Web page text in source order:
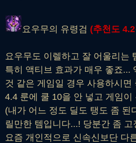
요우무의 유령검 (추천 도 4.2
요우무도 이렐하고 잘 어울리는
특히 액티브 효과가 매우 좋죠...
것 같은 게임일 경우 사용하시면
4.4 룬에 쿨 10을 안 넣고 게임이
(내가 어느 정도 딜도 탱도 좀 된
릴만한 템입니다...! 당분간 좀
요즘 개인적으로 신속신보단 다